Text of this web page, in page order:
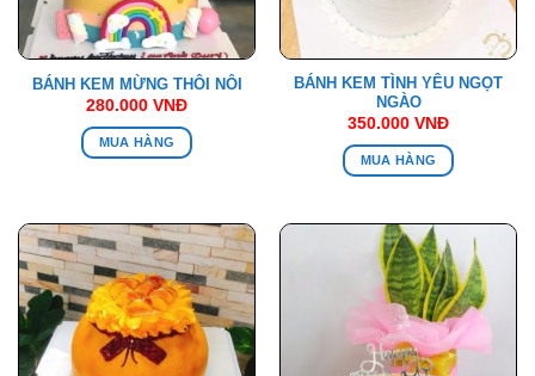
BÁNH KEM MỪNG THÔI NÔI
280.000 VNĐ
MUA HÀNG
BÁNH KEM TÌNH YÊU NGỌT
NGÀO
350.000 VNĐ
MUA HÀNG